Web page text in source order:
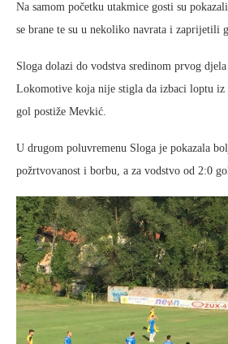
Na samom početku utakmice gosti su
se brane te su u nekoliko navrata i zaprijetili
Sloga dolazi do vodstva sredinom prvog
Lokomotive koja nije stigla da izbaci loptu iz
gol postiže Mevkić.
U drugom poluvremenu Sloga je pokazala
požrtvovanost i borbu, a za vodstvo od 2:0